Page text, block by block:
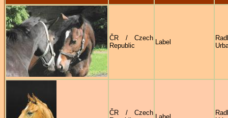
ČR / Czech
Republic
Label
ČR / Czech